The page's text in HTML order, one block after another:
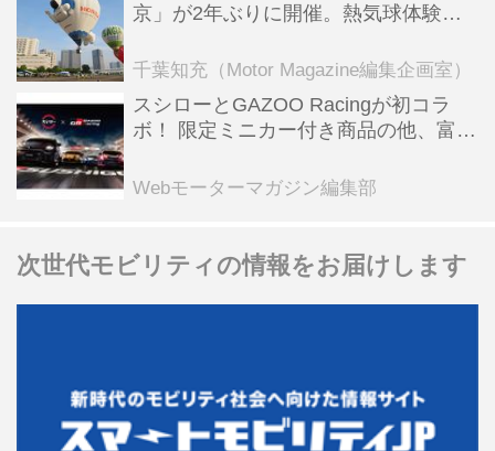
京」が2年ぶりに開催。熱気球体験搭
ンテンツも
千葉知充（Motor Magazine編集企画室）
スシローとGAZOO Racingが初コラ
ボ！ 限定ミニカー付き商品の他、富士
る抽選企画などを展開
Webモーターマガジン編集部
次世代モビリティの情報をお届けします